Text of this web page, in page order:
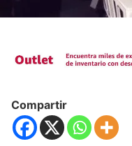
Compartir